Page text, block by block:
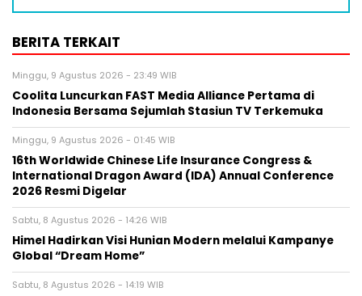
BERITA TERKAIT
Minggu, 9 Agustus 2026 - 23:49 WIB
Coolita Luncurkan FAST Media Alliance Pertama di
Indonesia Bersama Sejumlah Stasiun TV Terkemuka
Minggu, 9 Agustus 2026 - 01:45 WIB
16th Worldwide Chinese Life Insurance Congress &
International Dragon Award (IDA) Annual Conference
2026 Resmi Digelar
Sabtu, 8 Agustus 2026 - 14:26 WIB
Himel Hadirkan Visi Hunian Modern melalui Kampanye
Global “Dream Home”
Sabtu, 8 Agustus 2026 - 14:19 WIB